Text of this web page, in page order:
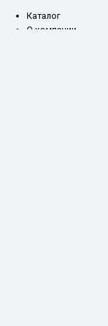
Каталог
О компании